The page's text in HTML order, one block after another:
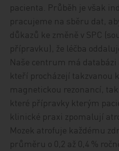
pacienta. Průběh je však
pracujeme na sběru dat,
důkazů ke změně v SPC
přípravku), že léčba
Naše centrum má databázi
kteří procházejí takzvanou
magnetickou rezonancí,
které přípravky kterým
klinické praxi zpomalují
Mozek atrofuje každému
průměru o 0,2 až 0,4 %